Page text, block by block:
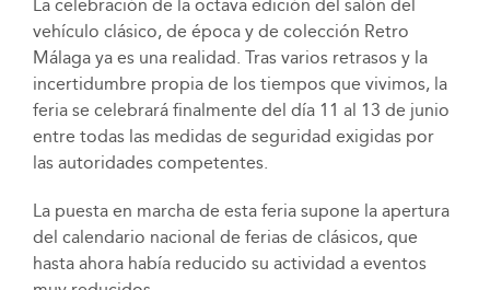
La celebración de la octava edición del salón del
vehículo clásico, de época y de colección Retro
Málaga ya es una realidad. Tras varios retrasos y la
incertidumbre propia de los tiempos que vivimos, la
feria se celebrará finalmente del día 11 al 13 de junio
entre todas las medidas de seguridad exigidas por
las autoridades competentes.
La puesta en marcha de esta feria supone la apertura
del calendario nacional de ferias de clásicos, que
hasta ahora había reducido su actividad a eventos